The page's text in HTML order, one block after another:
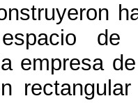
de
empresa